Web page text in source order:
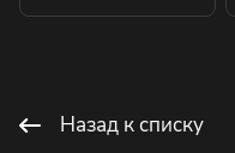
Назад к списку